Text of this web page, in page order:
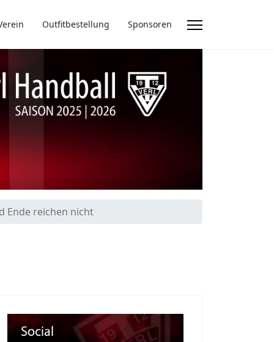
Outfitbestellung Sponsoren
Ende reichen nicht